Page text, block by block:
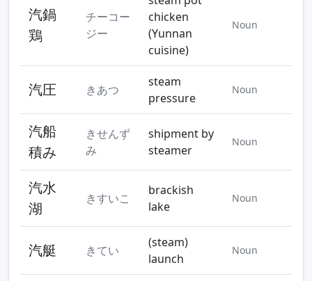
汽鍋
鶏
チーコー
ジー
chicken
(Yunnan
cuisine)
Noun
汽圧 きあつ
steam
pressure
Noun
汽船
積み
きせんず
み
shipment by
steamer
Noun
汽水
湖
きすいこ
brackish
lake
Noun
汽艇 きてい
(steam)
launch
Noun